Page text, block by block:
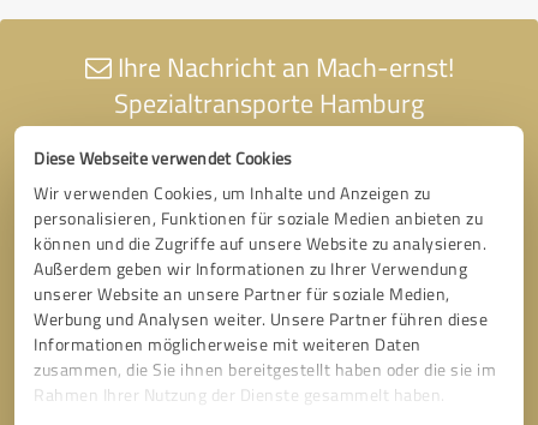
Diese Webseite verwendet Cookies
Wir verwenden Cookies, um Inhalte und Anzeigen zu
personalisieren, Funktionen für soziale Medien anbieten zu
können und die Zugriffe auf unsere Website zu analysieren.
Außerdem geben wir Informationen zu Ihrer Verwendung
unserer Website an unsere Partner für soziale Medien,
Werbung und Analysen weiter. Unsere Partner führen diese
Informationen möglicherweise mit weiteren Daten
zusammen, die Sie ihnen bereitgestellt haben oder die sie im
Rahmen Ihrer Nutzung der Dienste gesammelt haben.
Ihre Nachricht an Mach-ernst!
Spezialtransporte Hamburg